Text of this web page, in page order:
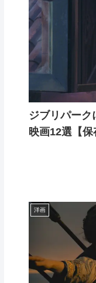
ジブリパーク
映画12選【保
洋画